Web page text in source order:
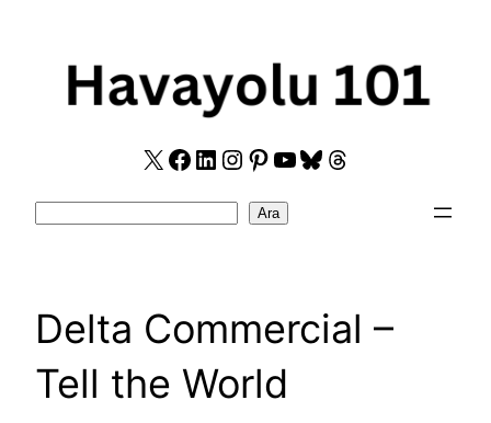
X Facebook
LinkedIn
Instagram
Pinterest
YouTube
Bluesky
Threads
Ara
Delta Commercial –
Tell the World